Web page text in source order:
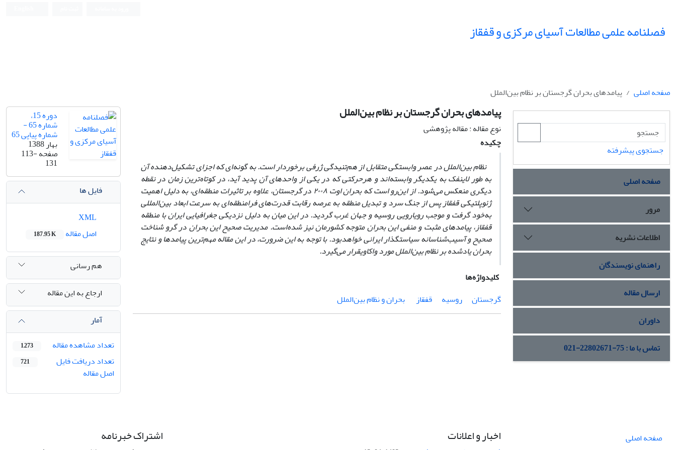
فصلنامه علمی مطالعات آسیای مرکزی و قفقاز
صفحه اصلی پیامدهای بحران گرجستان بر نظام بین‌الملل
پیامدهای بحران گرجستان بر نظام بین‌الملل
نوع مقاله : مقاله پژوهشی
چکیده
نظام بین‌الملل در عصر وابستگی متقابل از هم‌تنیدگی ژرفی برخوردار است. به گونه‌ای که اجزای تشکیل‌دهنده آن
به طور لاینفک به یکدیگر وابسته‌اند و هرحرکتی که در یکی از واحدهای آن پدید آید‌، در کوتاه‌ترین زمان در نقطه
دیگری منعکس می‌شود. از این‌‌رو است که بحران اوت ٢٠٠٨ در گرجستان‌، علاوه بر تاثیرات منطقه‌ای‌، به دلیل اهمیت
ژئوپلتیکی قفقاز پس از جنگ سرد و تبدیل منطقه به عرصه رقابت قدرت‌های فرامنطقه‌ای به سرعت ابعاد بین‌المللی
به‌خود گرفت و موجب رویارویی روسیه و جهان غرب گردید. در این میان به دلیل نزدیکی جغرافیایی ایران با منطقه
قفقاز، پیامدهای مثبت و منفی این بحران متوجه کشورمان نیز شدهاست. مدیریت صحیح این بحران در گرو شناخت
صحیح و آسیبشناسانه سیاستگذار ایرانی خواهدبود. با توجه به این ضرورت، در این مقاله مهم‌ترین پیامدها و نتایج
بحران یادشده بر نظام بین‌الملل مورد واکاویقرار می‌گیرد.
کلیدواژه‌ها
گرجستان‌
روسیه‌ قفقاز ‌ بحران‌ و نظام بین‌الملل‌
دوره 15،
شماره 65 -
شماره پیاپی 65
بهار 1388
صفحه113-
131
فایل ها
اصل مقاله
187.95 K
هم رسانی
ارجاع به این مقاله
آمار
تعداد مشاهده مقاله
1,273
تعداد دریافت فایل
اصل مقاله
721
جستجوی پیشرفته
صفحه اصلی
مرور
اطلاعات نشریه
راهنمای نویسندگان
ارسال مقاله
داوران
تماس با ما : 75-22802671-021
صفحه اصلی
اخبار و اعلانات اشتراک خبرنامه